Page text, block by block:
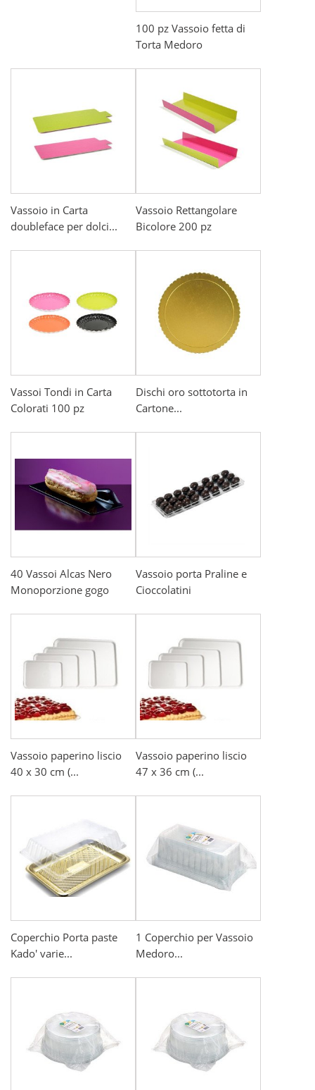
100 pz Vassoio fetta di
Torta Medoro
Vassoio in Carta
doubleface per dolci...
Vassoio Rettangolare
Bicolore 200 pz
Vassoi Tondi in Carta
Colorati 100 pz
Dischi oro sottotorta in
Cartone...
40 Vassoi Alcas Nero
Monoporzione gogo
Vassoio porta Praline e
Cioccolatini
Vassoio paperino liscio
40 x 30 cm (...
Vassoio paperino liscio
47 x 36 cm (...
Coperchio Porta paste
Kado' varie...
1 Coperchio per Vassoio
Medoro...